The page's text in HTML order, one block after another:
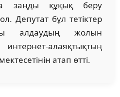
заңды құқық беру
Депутат бұл тетіктер
алдаудың жолын
алаяқтықтың
атап өтті.